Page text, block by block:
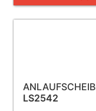
LS2542